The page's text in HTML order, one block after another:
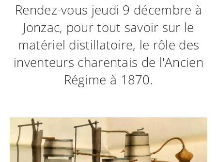
Rendez-vous jeudi 9 décembre à
Jonzac, pour tout savoir sur le
matériel distillatoire, le rôle des
inventeurs charentais de l'Ancien
Régime à 1870.